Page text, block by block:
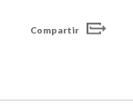
Compartir